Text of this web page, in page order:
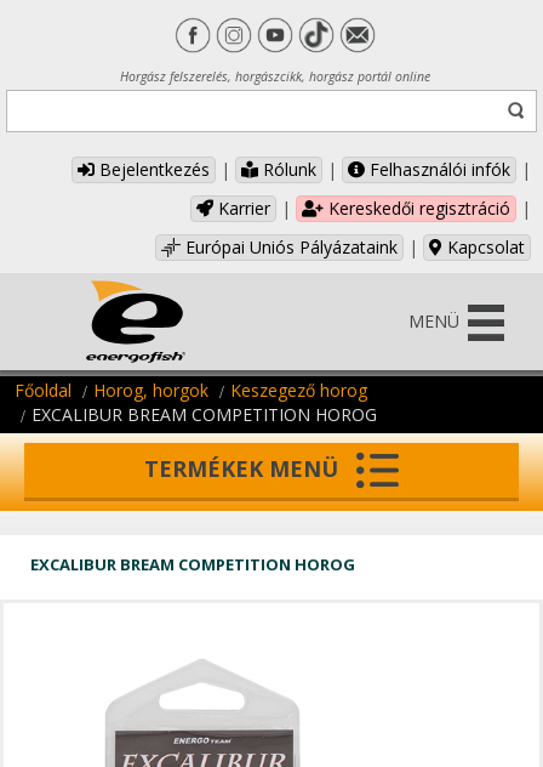
Horgász felszerelés, horgászcikk, horgász portál online
Bejelentkezés | Rólunk | Felhasználói infók
|
Karrier
| Kereskedői regisztráció
|
Európai Uniós Pályázataink
| Kapcsolat
MENÜ
Főoldal Horog, horgok
Keszegező horog
EXCALIBUR BREAM COMPETITION HOROG
TERMÉKEK MENÜ
EXCALIBUR BREAM COMPETITION HOROG